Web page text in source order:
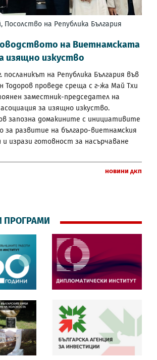
Посолство на Република България
на Виетнамската
изящно изкуство
посланикът на Република България във
Тодоров проведе среща с г-жа Май Тхи
заместник-председател на
за изящно изкуство.
запозна домакините с инициативите
за развитие на българо-виетнамския
и изрази готовност за насърчаване
Новини ДКП
ПРОГРАМИ